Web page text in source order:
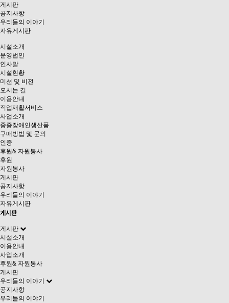
게시판
공지사항
우리들의 이야기
자유게시판
시설소개
운영법인
인사말
시설현황
미션 및 비전
오시는 길
이용안내
직업재활서비스
사업소개
중증장애인생산품
구매방법 및 문의
인증
후원& 자원봉사
후원
자원봉사
게시판
공지사항
우리들의 이야기
자유게시판
게시판
게시판
시설소개
이용안내
사업소개
후원& 자원봉사
게시판
우리들의 이야기
공지사항
우리들의 이야기